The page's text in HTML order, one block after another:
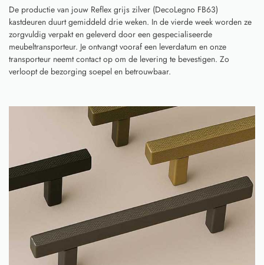
De productie van jouw Reflex grijs zilver (DecoLegno FB63)
kastdeuren duurt gemiddeld drie weken. In de vierde week worden ze
zorgvuldig verpakt en geleverd door een gespecialiseerde
meubeltransporteur. Je ontvangt vooraf een leverdatum en onze
transporteur neemt contact op om de levering te bevestigen. Zo
verloopt de bezorging soepel en betrouwbaar.